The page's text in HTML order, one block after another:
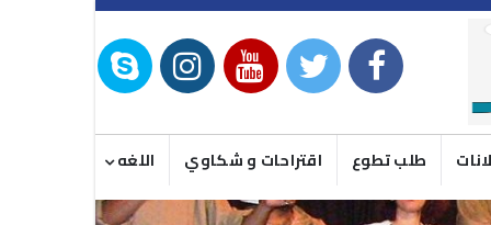
طلب تطوع اقتراحات و شكاوي اللغه